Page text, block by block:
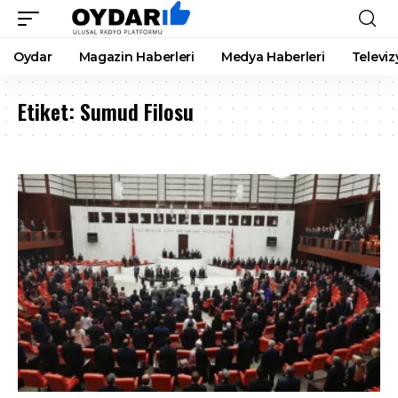
Oydar Magazin Haberleri Medya Haberleri
Etiket: Sumud Filosu